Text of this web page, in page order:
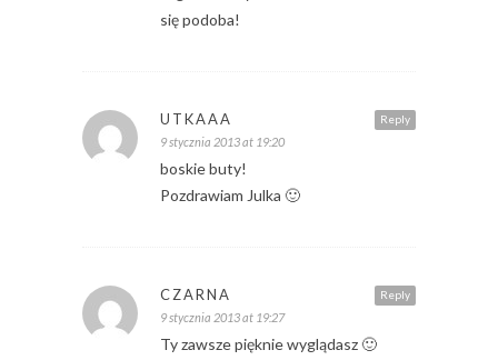
się podoba!
Reply
UTKAAA
9 stycznia 2013 at 19:20
boskie buty!
Pozdrawiam Julka 🙂
Reply
CZARNA
9 stycznia 2013 at 19:27
Ty zawsze pięknie wyglądasz 🙂